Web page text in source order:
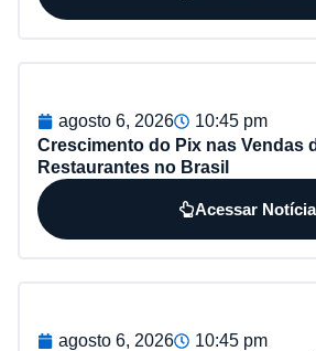
agosto 6, 2026
10:45 pm
Crescimento do Pix nas Vendas
Restaurantes no Brasil
Acessar Notícia
agosto 6, 2026
10:45 pm